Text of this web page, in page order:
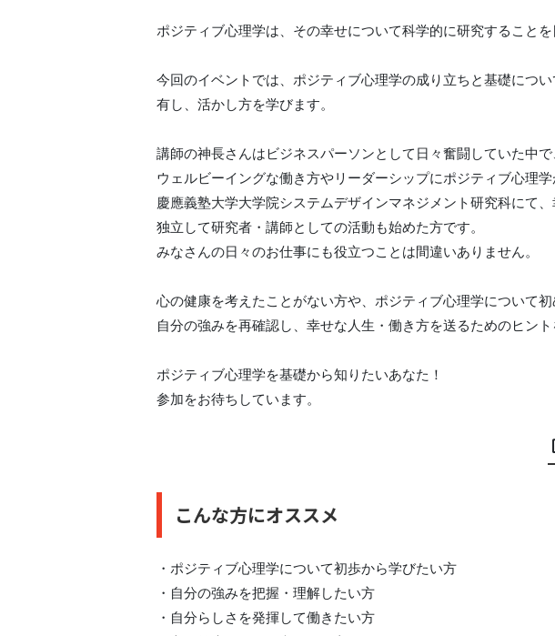
ポジティブ心理学は、その幸せについて科学的に研究することを
今回のイベントでは、ポジティブ心理学の成り立ちと基礎につ
有し、活かし方を学びます。
講師の神長さんはビジネスパーソンとして日々奮闘していた中で
ウェルビーイングな働き方やリーダーシップにポジティブ心理学
慶應義塾大学大学院システムデザインマネジメント研究科にて
独立して研究者・講師としての活動も始めた方です。
みなさんの日々のお仕事にも役立つことは間違いありません。
心の健康を考えたことがない方や、ポジティブ心理学について
自分の強みを再確認し、幸せな人生・働き方を送るためのヒント
ポジティブ心理学を基礎から知りたいあなた！
参加をお待ちしています。
こんな方にオススメ
・ポジティブ心理学について初歩から学びたい方
・自分の強みを把握・理解したい方
・自分らしさを発揮して働きたい方